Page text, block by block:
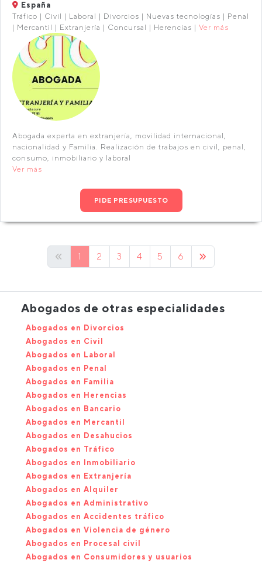
España
Tráfico | Civil | Laboral | Divorcios | Nuevas tecnologías | Penal
| Mercantil | Extranjería | Concursal | Herencias | Ver más
Abogada experta en extranjería, movilidad internacional,
nacionalidad y Familia. Realización de trabajos en civil, penal,
consumo, inmobiliario y laboral
Ver más
PIDE PRESUPUESTO
1 2 3 4 5 6
Abogados de otras especialidades
Abogados en Divorcios
Abogados en Civil
Abogados en Laboral
Abogados en Penal
Abogados en Familia
Abogados en Herencias
Abogados en Bancario
Abogados en Mercantil
Abogados en Desahucios
Abogados en Tráfico
Abogados en Inmobiliario
Abogados en Extranjería
Abogados en Alquiler
Abogados en Administrativo
Abogados en Accidentes tráfico
Abogados en Violencia de género
Abogados en Procesal civil
Abogados en Consumidores y usuarios